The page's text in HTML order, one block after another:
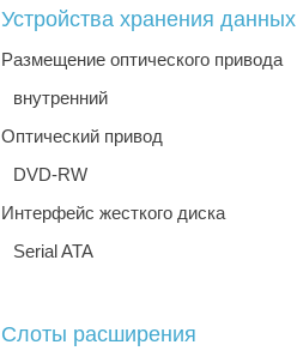
Устройства хранения данных
Размещение оптического привода
внутренний
Оптический привод
DVD-RW
Интерфейс жесткого диска
Serial ATA
Слоты расширения